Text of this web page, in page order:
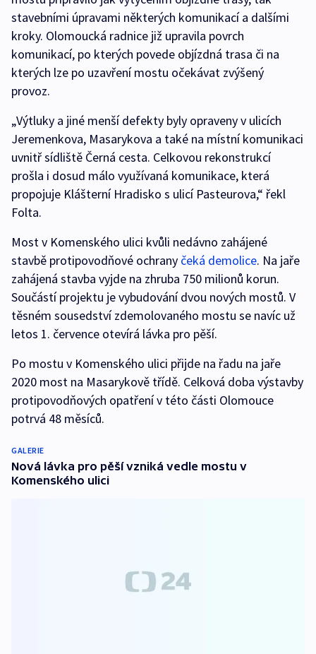
stavebními úpravami některých komunikací a dalšími
kroky. Olomoucká radnice již upravila povrch
komunikací, po kterých povede objízdná trasa či na
kterých lze po uzavření mostu očekávat zvýšený
provoz.
„Výtluky a jiné menší defekty byly opraveny v ulicích
Jeremenkova, Masarykova a také na místní komunikaci
uvnitř sídliště Černá cesta. Celkovou rekonstrukcí
prošla i dosud málo využívaná komunikace, která
propojuje Klášterní Hradisko s ulicí Pasteurova,“ řekl
Folta.
Most v Komenského ulici kvůli nedávno zahájené
stavbě protipovodňové ochrany čeká demolice. Na jaře
zahájená stavba vyjde na zhruba 750 milionů korun.
Součástí projektu je vybudování dvou nových mostů. V
těsném sousedství zdemolovaného mostu se navíc už
letos 1. července otevírá lávka pro pěší.
Po mostu v Komenského ulici přijde na řadu na jaře
2020 most na Masarykově třídě. Celková doba výstavby
protipovodňových opatření v této části Olomouce
potrvá 48 měsíců.
GALERIE
Nová lávka pro pěší vzniká vedle mostu v
Komenského ulici